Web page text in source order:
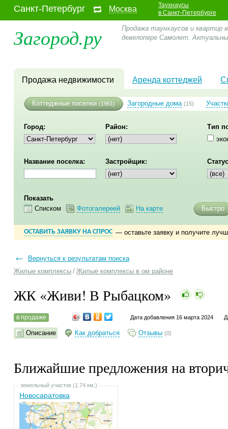
Санкт-Петербург Москва
Таухнаусы
в Санкт-Петербурге
Загород.ру
Продажа таунхаусов и квартир
девелопере Самолет.
Продажа недвижимости Аренда коттеджей
Коттеджные поселки (1961) Загородные дома (15)
Город: Район:
Тип
Название поселка: Застройщик:
Показать
Списком
Фотогалереей На карте Быстро
ОСТАВИТЬ ЗАЯВКУ НА СПРОС — оставьте заявку и получите
←
Вернуться к результатам поиска
Жилые комплексы / Жилые комплексы в ом районе
ЖК «Живи! В Рыбацком»
в продаже Дата добавления 16 марта 2024
Описание Как добраться Отзывы (0)
Ближайшие предложения на
земельный участок (1.74 км.)
Новосаратовка